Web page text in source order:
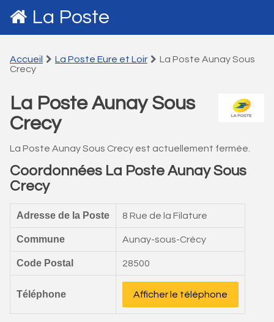
La Poste
Accueil La Poste Eure et Loir
La Poste Aunay Sous
Crecy
La Poste Aunay Sous
Crecy
La Poste Aunay Sous Crecy est actuellement fermée.
Coordonnées La Poste Aunay Sous
Crecy
Adresse de la Poste 8 Rue de la Filature
Commune Aunay-sous-Crécy
Code Postal 28500
Téléphone Afficher le téléphone